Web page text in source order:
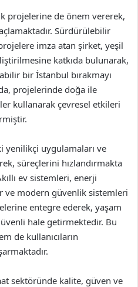
projelerine de önem vererek,
Sürdürülebilir
imza atan şirket, yeşil
katkıda bulunarak,
bir İstanbul bırakmayı
projelerinde doğa ile
kullanarak çevresel etkileri
yenilikçi uygulamaları ve
süreçlerini hızlandırmakta
ev sistemleri, enerji
ve modern güvenlik sistemleri
entegre ederek, yaşam
hale getirmektedir. Bu
de kullanıcıların
sektöründe kalite, güven ve